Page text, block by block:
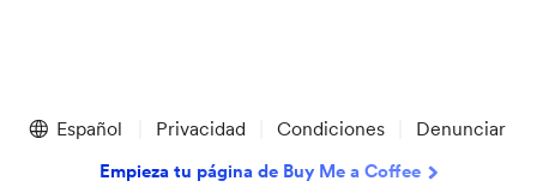
of
Español Privacidad Condiciones Denunciar
Empieza tu página de Buy Me a Coffee